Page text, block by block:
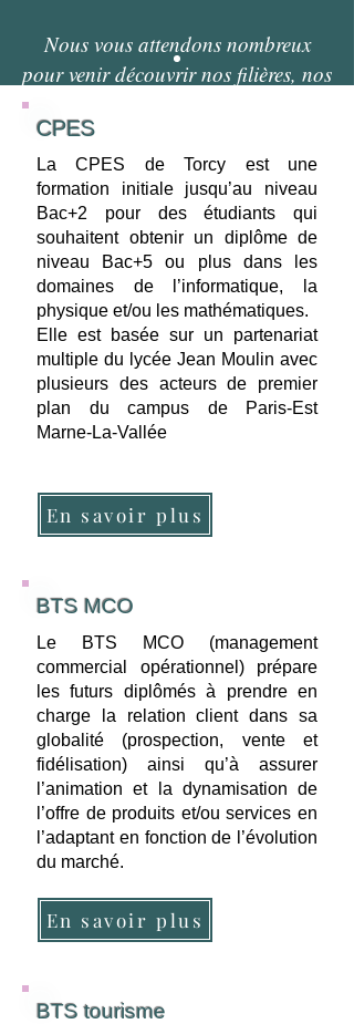
Nous vous attendons nombreux
pour venir découvrir nos filières, nos
CPES
La CPES de Torcy est une
formation initiale jusqu’au niveau
Bac+2 pour des étudiants qui
souhaitent obtenir un diplôme de
niveau Bac+5 ou plus dans les
domaines de l’informatique, la
physique et/ou les mathématiques.
Elle est basée sur un partenariat
multiple du lycée Jean Moulin avec
plusieurs des acteurs de premier
plan du campus de Paris-Est
Marne-La-Vallée
En savoir plus
BTS MCO
Le BTS MCO (management
commercial opérationnel) prépare
les futurs diplômés à prendre en
charge la relation client dans sa
globalité (prospection, vente et
fidélisation) ainsi qu’à assurer
l’animation et la dynamisation de
l’offre de produits et/ou services en
l’adaptant en fonction de l’évolution
du marché.
En savoir plus
BTS tourisme